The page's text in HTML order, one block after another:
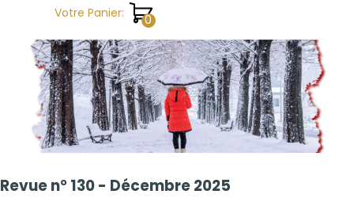
Aller au contenuVotre Panier:
Revue n° 130 - Décembre 2025